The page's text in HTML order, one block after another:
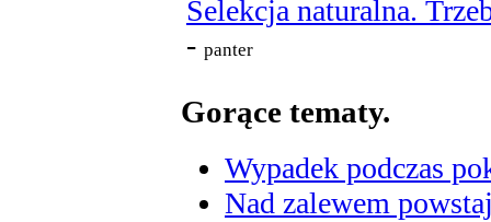
Selekcja naturalna.
- panter
Gorące tematy.
Wypadek podczas
Nad zalewem